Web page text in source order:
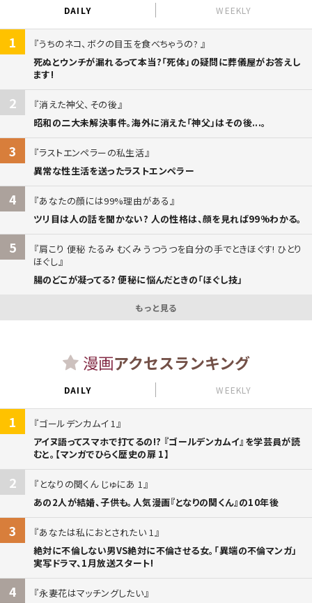
DAILY WEEKLY
1
うちのネコ、ボクの目玉を食べちゃうの?
死ぬとウンチが漏れるって本当?「死体」の疑問に葬儀屋がお答えし
ます!
2
消えた神父、その後
昭和の二大未解決事件。海外に消えた「神父」はその後...。
3
ラストエンペラーの私生活
異常な性生活を送ったラストエンペラー
4
あなたの顔には99%理由がある
ツリ目は人の話を聞かない? 人の性格は、顔を見れば99%わかる。
5
肩こり 便秘 たるみ むくみ うつうつを自分の手でときほぐす! ひとり
ほぐし
腸のどこが凝ってる? 便秘に悩んだときの「ほぐし技」
もっと見る
漫画アクセスランキング
DAILY WEEKLY
1
ゴールデンカムイ 1
アイヌ語ってスマホで打てるの!? 『ゴールデンカムイ』を学芸員が読
むと。【マンガでひらく歴史の扉 1】
2
となりの関くん じゅにあ 1
あの2人が結婚、子供も。人気漫画『となりの関くん』の10年後
3
あなたは私におとされたい 1
絶対に不倫しない男VS絶対に不倫させる女。「異端の不倫マンガ」
実写ドラマ、1月放送スタート!
4
永妻花はマッチングしたい